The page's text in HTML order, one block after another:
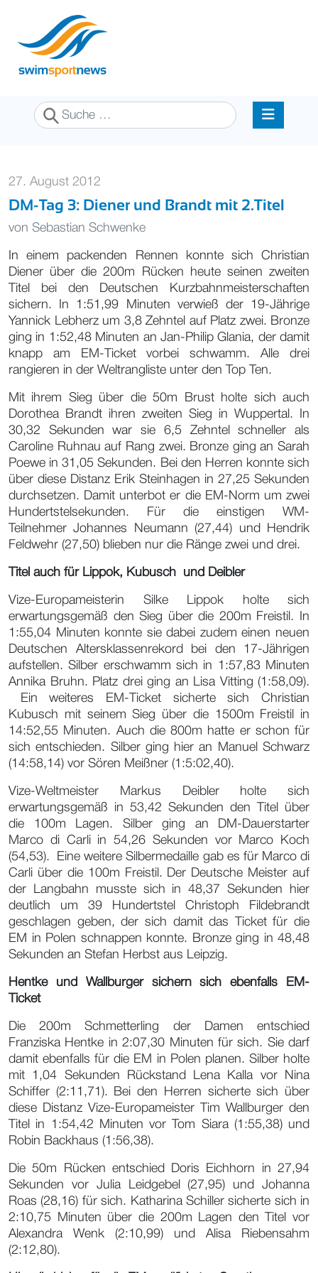
Suchen
27. August 2012
DM-Tag 3: Diener und Brandt mit 2.Titel
von Sebastian Schwenke
In einem packenden Rennen konnte sich Christian
Diener über die 200m Rücken heute seinen zweiten
Titel bei den Deutschen Kurzbahnmeisterschaften
sichern. In 1:51,99 Minuten verwieß der 19-Jährige
Yannick Lebherz um 3,8 Zehntel auf Platz zwei. Bronze
ging in 1:52,48 Minuten an Jan-Philip Glania, der damit
knapp am EM-Ticket vorbei schwamm. Alle drei
rangieren in der Weltrangliste unter den Top Ten.
Mit ihrem Sieg über die 50m Brust holte sich auch
Dorothea Brandt ihren zweiten Sieg in Wuppertal. In
30,32 Sekunden war sie 6,5 Zehntel schneller als
Caroline Ruhnau auf Rang zwei. Bronze ging an Sarah
Poewe in 31,05 Sekunden. Bei den Herren konnte sich
über diese Distanz Erik Steinhagen in 27,25 Sekunden
durchsetzen. Damit unterbot er die EM-Norm um zwei
Hundertstelsekunden. Für die einstigen WM-
Teilnehmer Johannes Neumann (27,44) und Hendrik
Feldwehr (27,50) blieben nur die Ränge zwei und drei.
Titel auch für Lippok, Kubusch und Deibler
Vize-Europameisterin Silke Lippok holte sich
erwartungsgemäß den Sieg über die 200m Freistil. In
1:55,04 Minuten konnte sie dabei zudem einen neuen
Deutschen Altersklassenrekord bei den 17-Jährigen
aufstellen. Silber erschwamm sich in 1:57,83 Minuten
Annika Bruhn. Platz drei ging an Lisa Vitting (1:58,09).
Ein weiteres EM-Ticket sicherte sich Christian
Kubusch mit seinem Sieg über die 1500m Freistil in
14:52,55 Minuten. Auch die 800m hatte er schon für
sich entschieden. Silber ging hier an Manuel Schwarz
(14:58,14) vor Sören Meißner (1:5:02,40).
Vize-Weltmeister Markus Deibler holte sich
erwartungsgemäß in 53,42 Sekunden den Titel über
die 100m Lagen. Silber ging an DM-Dauerstarter
Marco di Carli in 54,26 Sekunden vor Marco Koch
(54,53). Eine weitere Silbermedaille gab es für Marco di
Carli über die 100m Freistil. Der Deutsche Meister auf
der Langbahn musste sich in 48,37 Sekunden hier
deutlich um 39 Hundertstel Christoph Fildebrandt
geschlagen geben, der sich damit das Ticket für die
EM in Polen schnappen konnte. Bronze ging in 48,48
Sekunden an Stefan Herbst aus Leipzig.
Hentke und Wallburger sichern sich ebenfalls EM-
Ticket
Die 200m Schmetterling der Damen entschied
Franziska Hentke in 2:07,30 Minuten für sich. Sie darf
damit ebenfalls für die EM in Polen planen. Silber holte
mit 1,04 Sekunden Rückstand Lena Kalla vor Nina
Schiffer (2:11,71). Bei den Herren sicherte sich über
diese Distanz Vize-Europameister Tim Wallburger den
Titel in 1:54,42 Minuten vor Tom Siara (1:55,38) und
Robin Backhaus (1:56,38).
Die 50m Rücken entschied Doris Eichhorn in 27,94
Sekunden vor Julia Leidgebel (27,95) und Johanna
Roas (28,16) für sich. Katharina Schiller sicherte sich in
2:10,75 Minuten über die 200m Lagen den Titel vor
Alexandra Wenk (2:10,99) und Alisa Riebensahm
(2:12,80).